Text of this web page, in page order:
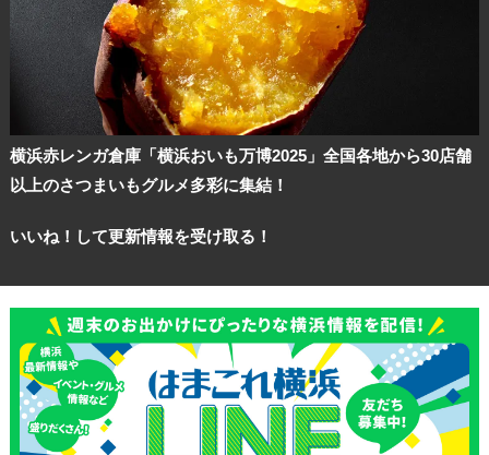
横浜赤レンガ倉庫「横浜おいも万博2025」全国各地から30店舗
以上のさつまいもグルメ多彩に集結！
いいね！して更新情報を受け取る！
観光ガイド
ランキング
ブログ記事